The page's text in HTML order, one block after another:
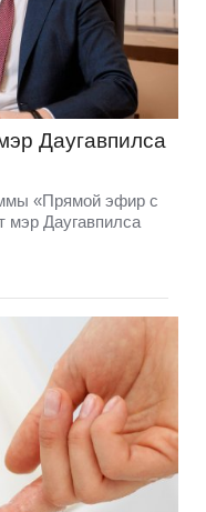
Даугавпилса
«Прямой эфир с
мэр Даугавпилса